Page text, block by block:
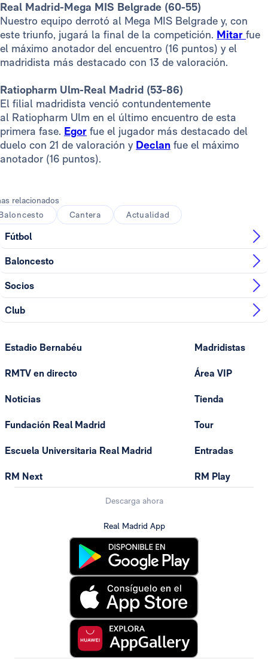
Real Madrid-Mega MIS Belgrade (60-55)
Nuestro equipo derrotó al Mega MIS Belgrade y, con
este triunfo, jugará la final de la competición. Mitar fue
el máximo anotador del encuentro (16 puntos) y el
madridista más destacado con 13 de valoración.
Ratiopharm Ulm-Real Madrid (53-86)
El filial madridista venció contundentemente
al Ratiopharm Ulm en el último encuentro de esta
primera fase. Egor fue el jugador más destacado del
duelo con 21 de valoración y Declan fue el máximo
anotador (16 puntos).
relacionados
Cantera Actualidad
Fútbol
Baloncesto
Socios
Club
Estadio Bernabéu
RMTV en directo
Noticias
Fundación Real Madrid
Escuela Universitaria Real Madrid
RM Next
Madridistas
Área VIP
Tienda
Tour
Entradas
RM Play
Descarga ahora
Real Madrid App